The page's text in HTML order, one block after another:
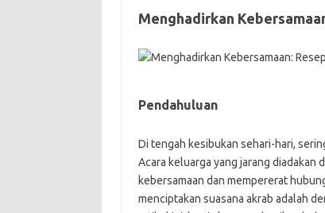
Menghadirkan
Pendahuluan
Di tengah kesibukan sehari-hari,
Acara keluarga yang jarang diadakan
kebersamaan dan mempererat
menciptakan suasana akrab adalah